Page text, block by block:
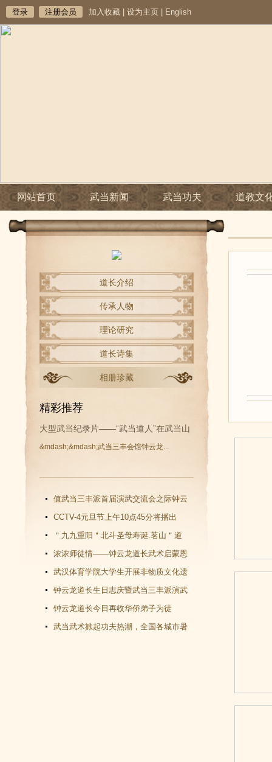
登录 注册会员 加入收藏 设为主页 English
网站首页 武当新闻 武当功夫 道教文
道长介绍
传承人物
理论研究
道长诗集
相册珍藏
精彩推荐
大型武当纪录片——“武当道人”在武当山
&mdash;&mdash;武当三丰会馆钟云龙...
值武当三丰派首届演武交流会之际钟云
龙道长再收新徒
CCTV-4元旦节上午10点45分将播出
《武当功夫传人 钟云龙》纪录片
＂九九重阳＂北斗圣母寿诞.茗山＂道
教文化＂汇演圆满谢幕
浓浓师徒情——钟云龙道长武术启蒙恩
师千里赴武当会面
武汉体育学院大学生开展非物质文化遗
产（武当武术）调查活动
钟云龙道长生日志庆暨武当三丰派演武
交流大会成功举办
钟云龙道长今日再收华侨弟子为徒
武当武术掀起功夫热潮，全国各城市暑